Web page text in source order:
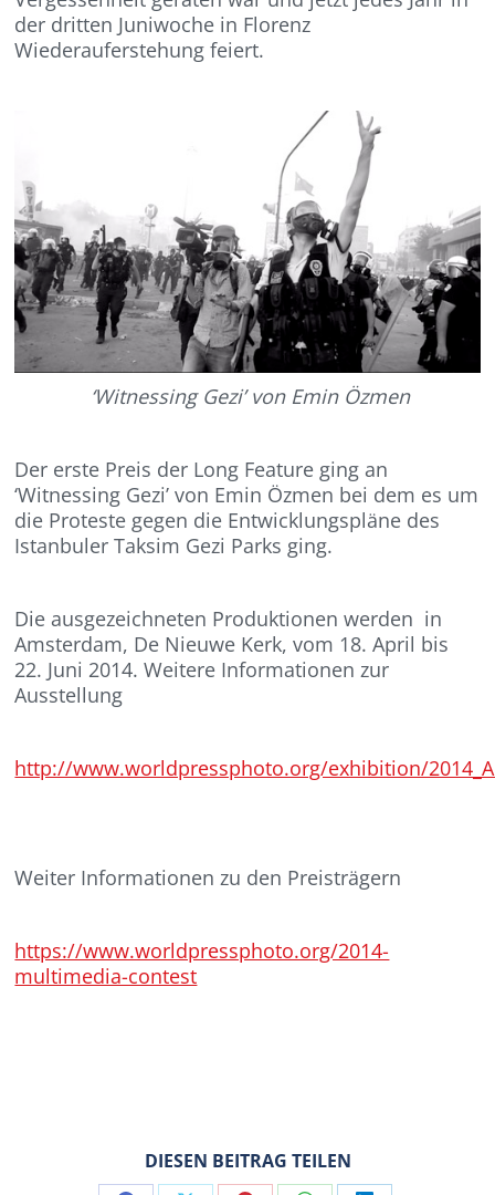
der dritten Juniwoche in Florenz
Wiederauferstehung feiert.
‘Witnessing Gezi’ von Emin Özmen
Der erste Preis der Long Feature ging an
‘Witnessing Gezi’ von Emin Özmen bei dem es um
die Proteste gegen die Entwicklungspläne des
Istanbuler Taksim Gezi Parks ging.
Die ausgezeichneten Produktionen werden in
Amsterdam, De Nieuwe Kerk, vom 18. April bis
22. Juni 2014. Weitere Informationen zur
Ausstellung
http://www.worldpressphoto.org/exhibition/
Weiter Informationen zu den Preisträgern
https://www.worldpressphoto.org/2014-
multimedia-contest
DIESEN BEITRAG TEILEN